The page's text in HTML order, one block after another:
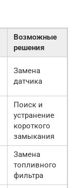
Возможные
решения
Замена
датчика
Поиск и
устранение
короткого
замыкания
Замена
топливного
фильтра